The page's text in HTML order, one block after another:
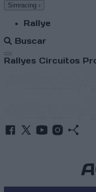
Simracing ›
Rallye
Buscar
Abrir menú
Rallyes Circuitos